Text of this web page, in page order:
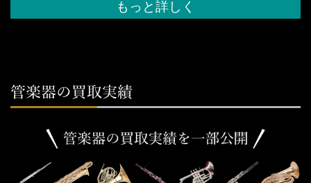
もっと詳しく